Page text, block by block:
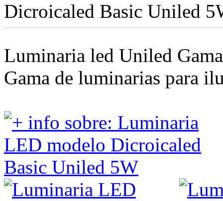
Dicroicaled Basic Uniled
Luminaria led Uniled
Gama de luminarias para